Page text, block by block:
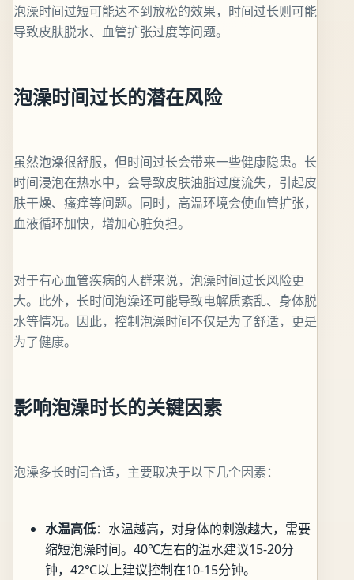
泡澡时间过短可能达不到放松的效果，时间过长则可能
导致皮肤脱水、血管扩张过度等问题。
泡澡时间过长的潜在风险
虽然泡澡很舒服，但时间过长会带来一些健康隐患。长
时间浸泡在热水中，会导致皮肤油脂过度流失，引起皮
肤干燥、瘙痒等问题。同时，高温环境会使血管扩张，
血液循环加快，增加心脏负担。
对于有心血管疾病的人群来说，泡澡时间过长风险更
大。此外，长时间泡澡还可能导致电解质紊乱、身体脱
水等情况。因此，控制泡澡时间不仅是为了舒适，更是
为了健康。
影响泡澡时长的关键因素
泡澡多长时间合适，主要取决于以下几个因素：
水温高低：水温越高，对身体的刺激越大，需要
缩短泡澡时间。40℃左右的温水建议15-20分
钟，42℃以上建议控制在10-15分钟。